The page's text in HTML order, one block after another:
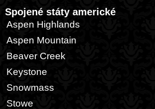
Spojené státy americké
Aspen Highlands
Aspen Mountain
Beaver Creek
Keystone
Snowmass
Stowe